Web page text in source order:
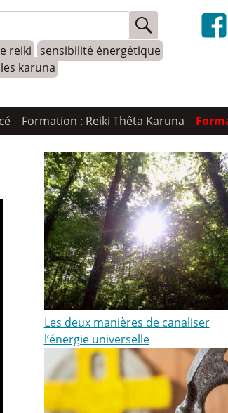
reiki sensibilité énergétique
karuna
Formation : Reiki Thêta Karuna
Les deux manières de canaliser
l’énergie universelle